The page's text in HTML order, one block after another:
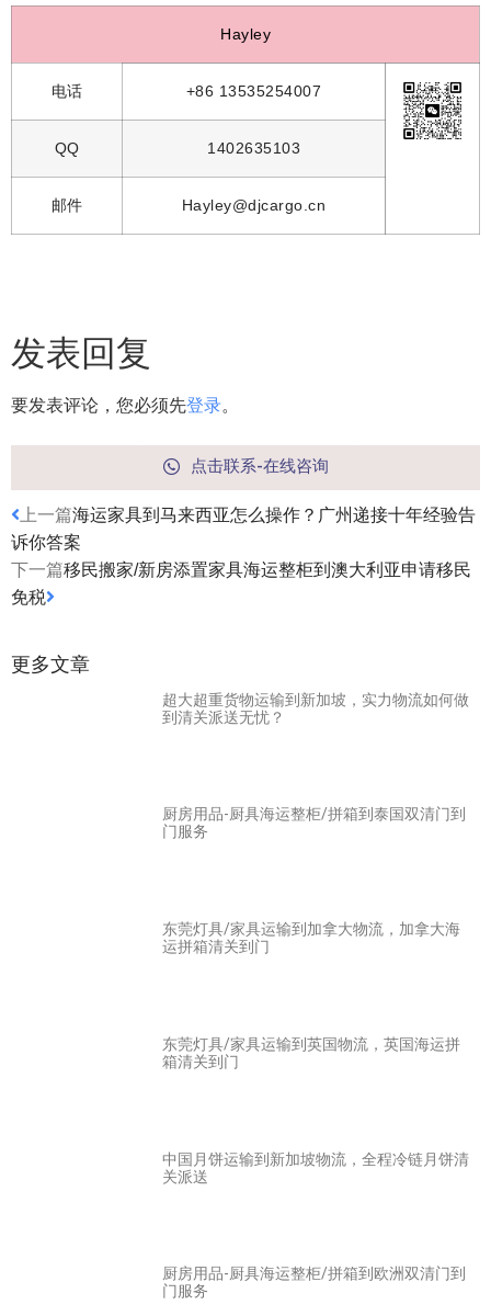
Hayley
电话 +86 13535254007
QQ 1402635103
邮件 Hayley@djcargo.cn
发表回复
要发表评论，您必须先登录。
点击联系-在线咨询
上一篇海运家具到马来西亚怎么操作？广州递接十年经验告
诉你答案
下一篇移民搬家/新房添置家具海运整柜到澳大利亚申请移民
免税
更多文章
超大超重货物运输到新加坡，实力物流如何做
到清关派送无忧？
厨房用品-厨具海运整柜/拼箱到泰国双清门到
门服务
东莞灯具/家具运输到加拿大物流，加拿大海
运拼箱清关到门
东莞灯具/家具运输到英国物流，英国海运拼
箱清关到门
中国月饼运输到新加坡物流，全程冷链月饼清
关派送
厨房用品-厨具海运整柜/拼箱到欧洲双清门到
门服务